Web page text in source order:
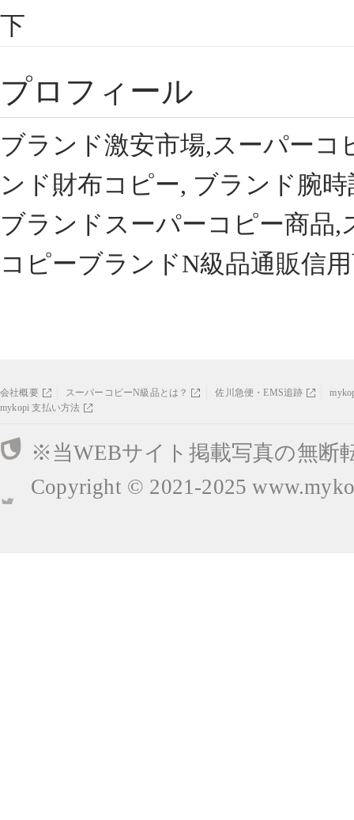
下
プロフィール
ブランド激安市場,スーパー
ンド財布コピー, ブランド腕
ブランドスーパーコピー商品
コピーブランドN級品通販信
会社概要 スーパーコピーN級品とは？ 佐川急便・EMS追跡
mykopi 支払い方法
※当WEBサイト掲載写真の無断
Copyright © 2021-2025